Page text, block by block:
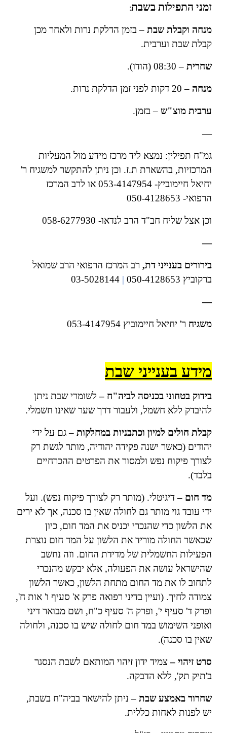
זמני התפילות בשבת:
מנחה וקבלת שבת– בזמן הדלקת נרות ולאחר מכן
קבלת שבת וערבית.
שחרית– 08:30 (הודו).
מנחה – 20 דקות לפני זמן הדלקת נרות.
ערבית מוצ"ש– בזמן.
—
גמ"ח תפילין: נמצא ליד מרכז מידע מול המעליות
המרכזיות, בהשארת ת.ז. וכן ניתן להתקשר למשגיח ר'
יחיאל חיימוביץ- 053-4147954 או לרב המרכז
הרפואי- 050-4128653
וכן אצל שליח חב"ד הרב לנדאו- 058-6277930
—
בירורים בענייני דת,רב המרכז הרפואי הרב שמואל
ברקוביץ 050-4128653
|
03-5028144
—
משגיחר' יחיאל חיימוביץ 053-4147954
מידע בענייני שבת
בידוק בטחוני בכניסה לביה"ח – לשומרי שבת ניתן
להיבדק ללא חשמל, ולעבור דרך שער שאינו חשמלי.
קבלת חולים למיון וכתבניות במחלקות– גם על ידי
יהודים (כאשר ישנה פקידה יהודיה, מותר לגשת רק
לצורך פיקוח נפש ולמסור את הפרטים ההכרחיים
בלבד).
מד חום –דיגיטלי. (מותר רק לצורך פיקוח נפש). ועל
ידי עובד גוי מותר גם לחולה שאין בו סכנה, אך לא ירים
את הלשון כדי שהנכרי יכניס את המד חום, כיון
שכאשר החולה מוריד את הלשון על המד חום נוצרת
הפעילות החשמלית של מדידת החום. וזה נחשב
שהישראל עושה את הפעולה, אלא יבקש מהנכרי
לתחוב לו את מד החום מתחת הלשון, כאשר הלשון
צמודה לחיך. (ועיין בדיני רפואה פרק א' סעיף ו' אות ח',
ופרק ד' סעיף י', ופרק ה' סעיף כ"ח, ושם מבואר דיני
ואופני השימוש במד חום לחולה שיש בו סכנה, ולחולה
שאין בו סכנה).
סרט זיהוי –צמיד ידון זיהוי המותאם לשבת הנסגר
ב'תיק תק', ללא הדבקה.
שחרור באמצע שבת– ניתן להישאר בביה"ח בשבת,
יש לפנות לאחות כללית.